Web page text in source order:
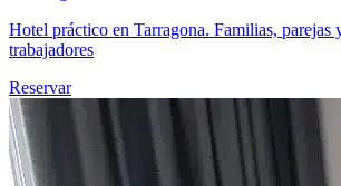
Hotel práctico en Tarragona. Familias, parejas
trabajadores
Reservar